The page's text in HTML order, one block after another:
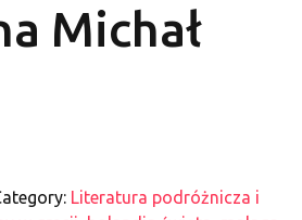
Michał
Literatura podróżnicza i